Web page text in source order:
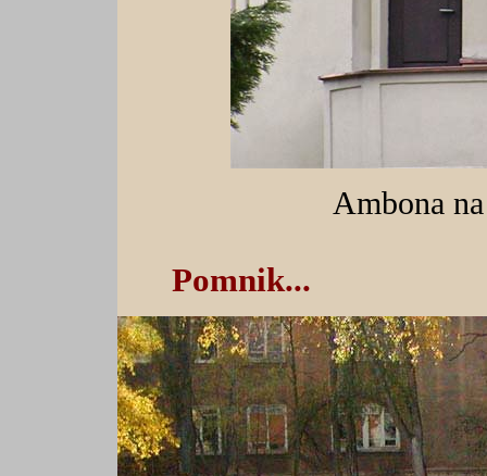
Ambona
Pomnik...